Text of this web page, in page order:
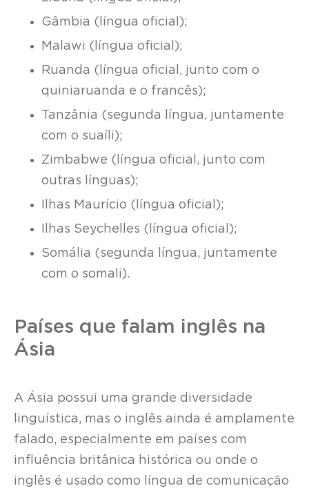
Gâmbia (língua oficial);
Malawi (língua oficial);
Ruanda (língua oficial, junto com o
quiniaruanda e o francês);
Tanzânia (segunda língua, juntamente
com o suaíli);
Zimbabwe (língua oficial, junto com
outras línguas);
Ilhas Maurício (língua oficial);
Ilhas Seychelles (língua oficial);
Somália (segunda língua, juntamente
com o somali).
Países que falam inglês na
Ásia
A Ásia possui uma grande diversidade
linguística, mas o inglês ainda é amplamente
falado, especialmente em países com
influência britânica histórica ou onde o
inglês é usado como língua de comunicação